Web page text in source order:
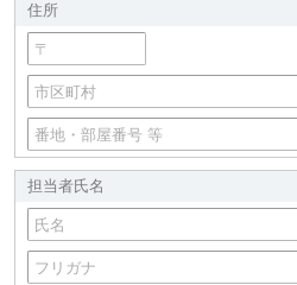
住所
担当者氏名